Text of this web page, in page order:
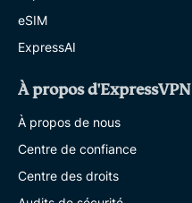
eSIM
ExpressAI
À propos d'ExpressVPN
À propos de nous
Centre de confiance
Centre des droits